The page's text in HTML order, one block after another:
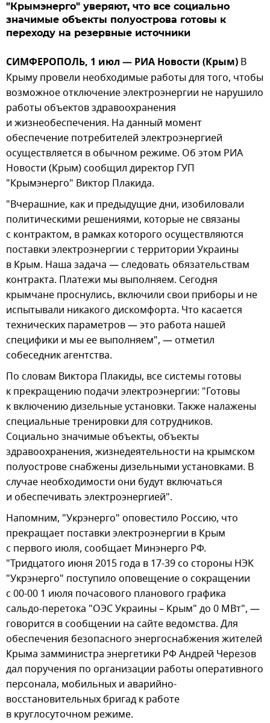
"Крымэнерго" уверяют, что все социально
значимые объекты полуострова готовы к
переходу на резервные источники
СИМФЕРОПОЛЬ, 1 июл — РИА Новости (Крым) В
Крыму провели необходимые работы для того, чтобы
возможное отключение электроэнергии не нарушило
работы объектов здравоохранения
и жизнеобеспечения. На данный момент
обеспечение потребителей электроэнергией
осуществляется в обычном режиме. Об этом РИА
Новости (Крым) сообщил директор ГУП
"Крымэнерго" Виктор Плакида.
"Вчерашние, как и предыдущие дни, изобиловали
политическими решениями, которые не связаны
с контрактом, в рамках которого осуществляются
поставки электроэнергии с территории Украины
в Крым. Наша задача — следовать обязательствам
контракта. Платежи мы выполняем. Сегодня
крымчане проснулись, включили свои приборы и не
испытывали никакого дискомфорта. Что касается
технических параметров — это работа нашей
специфики и мы ее выполняем", — отметил
собеседник агентства.
По словам Виктора Плакиды, все системы готовы
к прекращению подачи электроэнергии: "Готовы
к включению дизельные установки. Также налажены
специальные тренировки для сотрудников.
Социально значимые объекты, объекты
здравоохранения, жизнедеятельности на крымском
полуострове снабжены дизельными установками. В
случае необходимости они будут включаться
и обеспечивать электроэнергией".
Напомним, "Укрэнерго" оповестило Россию, что
прекращает поставки электроэнергии в Крым
с первого июля, сообщает Минэнерго РФ.
"Тридцатого июня 2015 года в 17-39 со стороны НЭК
"Укрэнерго" поступило оповещение о сокращении
с 00-00 1 июля почасового планового графика
сальдо-перетока "ОЭС Украины – Крым" до 0 МВт", —
говорится в сообщении на сайте ведомства. Для
обеспечения безопасного энергоснабжения жителей
Крыма замминистра энергетики РФ Андрей Черезов
дал поручения по организации работы оперативного
персонала, мобильных и аварийно-
восстановительных бригад к работе
в круглосуточном режиме.